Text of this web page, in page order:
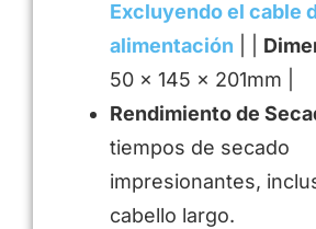
Excluyendo el cable
alimentación
50 x 145 x 201mm |
Rendimiento de
tiempos de secado
impresionantes,
cabello largo.